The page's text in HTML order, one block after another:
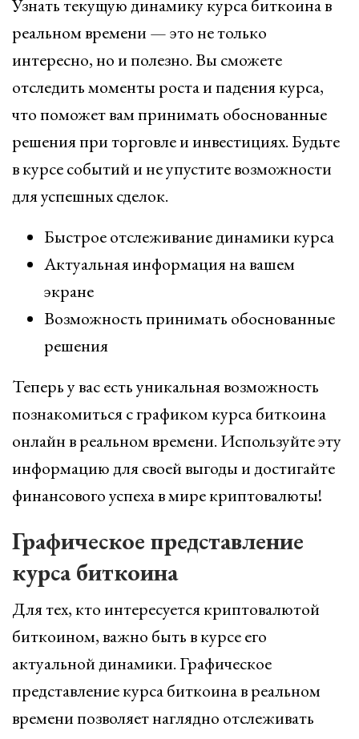
Узнать текущую динамику курса биткоина в
реальном времени — это не только
интересно, но и полезно. Вы сможете
отследить моменты роста и падения курса,
что поможет вам принимать обоснованные
решения при торговле и инвестициях. Будьте
в курсе событий и не упустите возможности
для успешных сделок.
Быстрое отслеживание динамики курса
Актуальная информация на вашем
экране
Возможность принимать обоснованные
решения
Теперь у вас есть уникальная возможность
познакомиться с графиком курса биткоина
онлайн в реальном времени. Используйте эту
информацию для своей выгоды и достигайте
финансового успеха в мире криптовалюты!
Графическое представление
курса биткоина
Для тех, кто интересуется криптовалютой
биткоином, важно быть в курсе его
актуальной динамики. Графическое
представление курса биткоина в реальном
времени позволяет наглядно отслеживать